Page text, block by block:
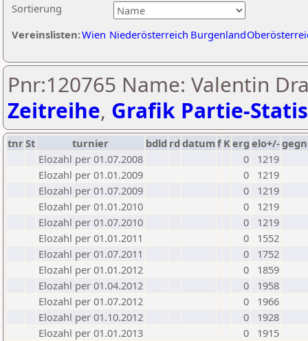
Sortierung
Vereinslisten:Wien Niederösterreich Burgenland
Pnr:120765 Name: Valentin
Zeitreihe, Grafik Partie-
tnrSt turnier bdld rd datumf Kerg elo+/-
Elozahl per 01.07.2008
0
1219
Elozahl per 01.01.2009
0
1219
Elozahl per 01.07.2009
0
1219
Elozahl per 01.01.2010
0
1219
Elozahl per 01.07.2010
0
1219
Elozahl per 01.01.2011
0
1552
Elozahl per 01.07.2011
0
1752
Elozahl per 01.01.2012
0
1859
Elozahl per 01.04.2012
0
1958
Elozahl per 01.07.2012
0
1966
Elozahl per 01.10.2012
0
1928
Elozahl per 01.01.2013
0
1915